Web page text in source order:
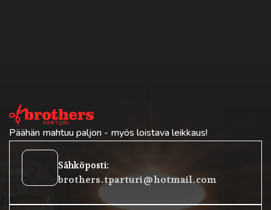
Päähän mahtuu paljon - myös loistava leikkaus!
Sähköposti:
brothers.tparturi@hotmail.com